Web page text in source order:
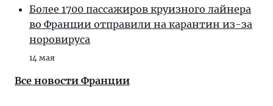
Более 1700 пассажиров круизного лайнера
во Франции отправили на карантин из-за
норовируса
14 мая
Все новости Франции